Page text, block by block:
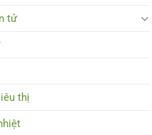
tử
thị